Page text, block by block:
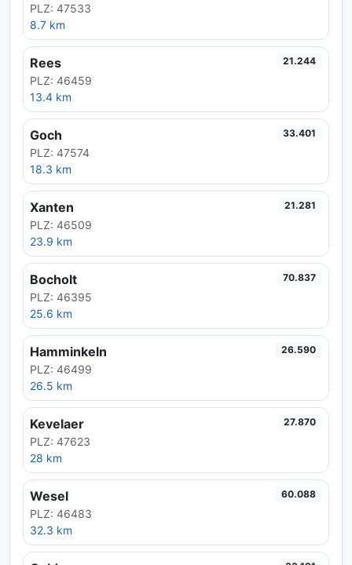
PLZ: 47533
8.7 km
Rees
PLZ: 46459
13.4 km
21.244
Goch
PLZ: 47574
18.3 km
33.401
Xanten
PLZ: 46509
23.9 km
21.281
Bocholt
PLZ: 46395
25.6 km
70.837
Hamminkeln
PLZ: 46499
26.5 km
26.590
Kevelaer
PLZ: 47623
28 km
27.870
Wesel
PLZ: 46483
32.3 km
60.088